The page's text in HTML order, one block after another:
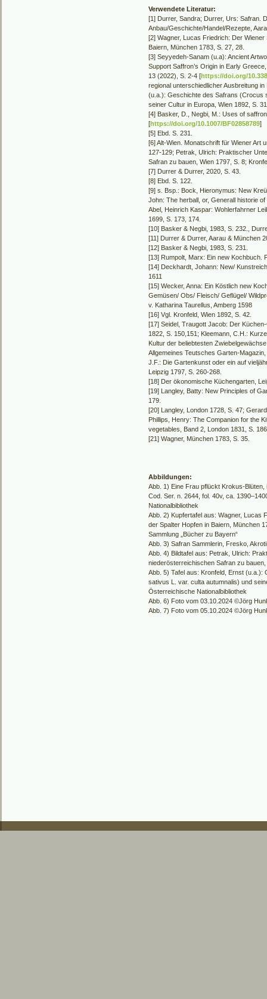
Verwendete Literatur:
[1] Durrer, Sandra; Durrer, Urs: Safran.
Anbau/Geschichte/Handel/Rezepte,
[2] Wagner, Lucas Friedrich: Der
Baiern, München 1783, S. 27, 28.
[3] Seyyedeh-Sanam (u.a): Ancient
Support Saffron’s Origin in Early
13 (2022), S. 2-4 [https://doi.org/
regional unterschiedlicher Ausbreitung
(u.a.): Geschichte des Safrans (Crocus
seiner Cultur in Europa, Wien 1892, S.
[4] Basker, D., Negbi, M.: Uses of
[https://doi.org/10.1007/BF02858789]
[5] Ebd. S. 231.
[6] Alt-Wien. Monatschrift für Wiener Art
127-129; Petrak, Ulrich: Praktischer
Safran zu bauen, Wien 1797, S. 8;
[7] Durrer & Durrer, 2020, S. 43.
[8] Ebd. S. 122.
[9] s. Bsp.: Bock, Hieronymus: New
John: The herball, or, Generall historie
Abel, Heinrich Kaspar: Wohlerfahrner
1699, S. 173, 174.
[10] Basker & Negbi, 1983, S. 232.,
[11] Durrer & Durrer, Aarau & München
[12] Basker & Negbi, 1983, S. 231.
[13] Rumpolt, Marx: Ein new Kochbuch.
[14] Deckhardt, Johann: New/
1611
[15] Wecker, Anna: Ein Köstlich new
Gemüsen/ Obs/ Fleisch/ Geflügel/
v. Katharina Taurellus, Amberg 1598
[16] Vgl. Kronfeld, Wien 1892, S. 42.
[17] Seidel, Traugott Jacob: Der
1822, S. 150,151; Kleemann, C.H.:
Kultur der beliebtesten
Allgemeines Teutsches Garten-
J.F.: Die Gartenkunst oder ein auf
Leipzig 1797, S. 260-268.
[18] Der ökonomische Küchengarten,
[19] Langley, Batty: New Principles of
179.
[20] Langley, London 1728, S. 47;
Phillips, Henry: The Companion for the
vegetables, Band 2, London 1831, S.
[21] Wagner, München 1783, S. 35.
Abbildungen:
Abb. 1) Eine Frau pflückt Krokus-
Cod. Ser. n. 2644, fol. 40v, ca.
Nationalbibliothek
Abb. 2) Kupfertafel aus: Wagner, Lucas
der Spalter Hopfen in Baiern, München
Sammlung „Bücher zu Bayern“
Abb. 3) Safran Sammlerin, Fresko,
Abb. 4) Bildtafel aus: Petrak, Ulrich:
niederösterreichischen Safran zu bauen,
Abb. 5) Tafel aus: Kronfeld, Ernst
sativus L. var. culta autumnalis) und
Österreichische Nationalbibliothek
Abb. 6) Foto vom 03.10.2024 ©Jörg
Abb. 7) Foto vom 05.10.2024 ©Jörg